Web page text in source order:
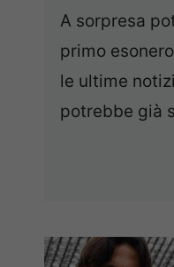
A sorpresa
primo
le ultime
potrebbe già